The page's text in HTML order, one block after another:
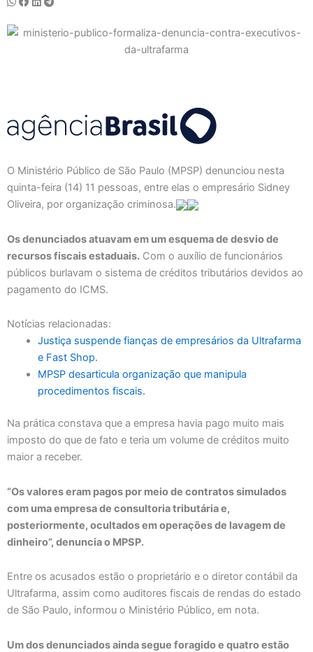
O Ministério Público de São Paulo (MPSP) denunciou nesta
quinta-feira (14) 11 pessoas, entre elas o empresário Sidney
Oliveira, por organização criminosa.
Os denunciados atuavam em um esquema de desvio de
recursos fiscais estaduais. Com o auxílio de funcionários
públicos burlavam o sistema de créditos tributários devidos ao
pagamento do ICMS.
Notícias relacionadas:
Justiça suspende fianças de empresários da Ultrafarma
e Fast Shop.
MPSP desarticula organização que manipula
procedimentos fiscais.
Na prática constava que a empresa havia pago muito mais
imposto do que de fato e teria um volume de créditos muito
maior a receber.
“Os valores eram pagos por meio de contratos simulados
com uma empresa de consultoria tributária e,
posteriormente, ocultados em operações de lavagem de
dinheiro”, denuncia o MPSP.
Entre os acusados estão o proprietário e o diretor contábil da
Ultrafarma, assim como auditores fiscais de rendas do estado
de São Paulo, informou o Ministério Público, em nota.
Um dos denunciados ainda segue foragido e quatro estão